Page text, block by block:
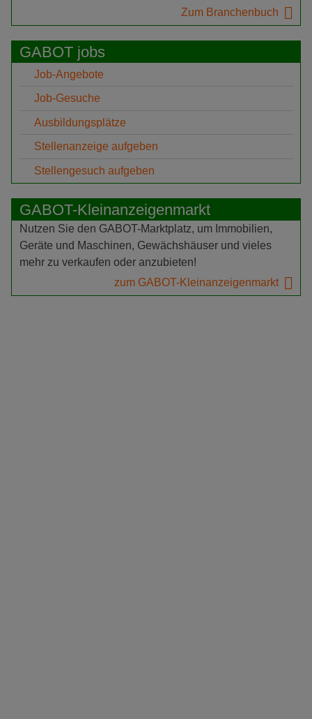
Zum Branchenbuch
GABOT jobs
Job-Angebote
Job-Gesuche
Ausbildungsplätze
Stellenanzeige aufgeben
Stellengesuch aufgeben
GABOT-Kleinanzeigenmarkt
Nutzen Sie den GABOT-Marktplatz, um Immobilien,
Geräte und Maschinen, Gewächshäuser und vieles
mehr zu verkaufen oder anzubieten!
zum GABOT-Kleinanzeigenmarkt